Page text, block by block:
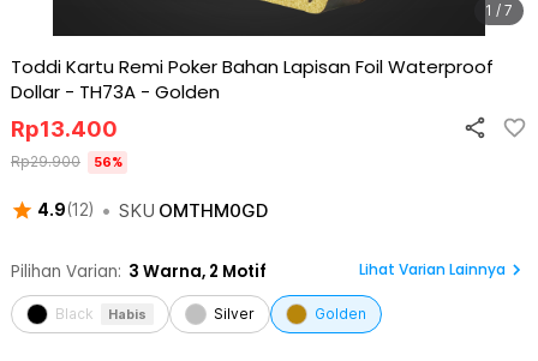
1 / 7
Toddi Kartu Remi Poker Bahan Lapisan Foil Waterproof
Dollar - TH73A - Golden
4.9(12) • SKU OMTHM0GD
Rp13.400
Rp29.900 56%
Pilihan Varian: 3 Warna, 2 Motif Lihat Varian Lainnya
Black Habis Silver Golden